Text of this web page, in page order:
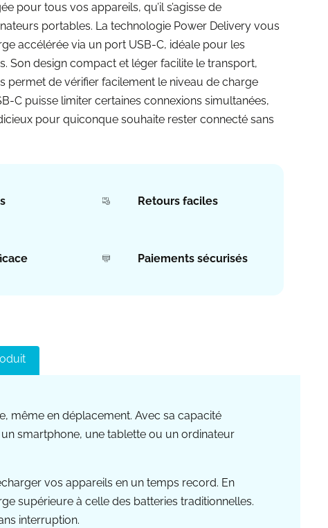
pour tous vos appareils, qu’il s’agisse de
portables. La technologie Power Delivery vous
accélérée via un port USB-C, idéale pour les
Son design compact et léger facilite le transport,
permet de vérifier facilement le niveau de charge
C puisse limiter certaines connexions simultanées,
pour quiconque souhaite rester connecté sans
Retours faciles
Paiements sécurisés
même en déplacement. Avec sa capacité
smartphone, une tablette ou un ordinateur
vos appareils en un temps record. En
supérieure à celle des batteries traditionnelles.
interruption.